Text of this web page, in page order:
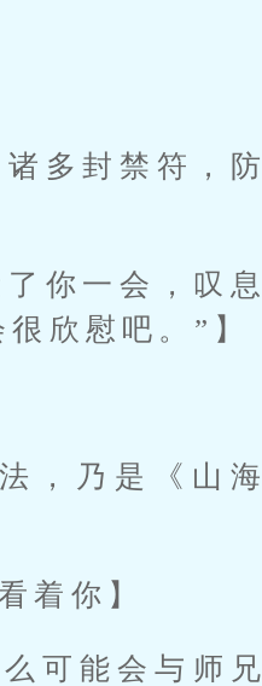
多封禁符，防
你一会，叹息
欣慰吧。”】
，乃是《山海
着你】
可能会与师兄